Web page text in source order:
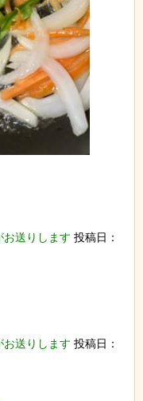
お送りします 投稿日：
お送りします 投稿日：